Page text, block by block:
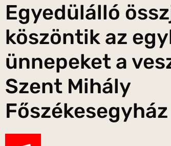
Egyedülálló
köszöntik az
ünnepeket a
Szent Mihály